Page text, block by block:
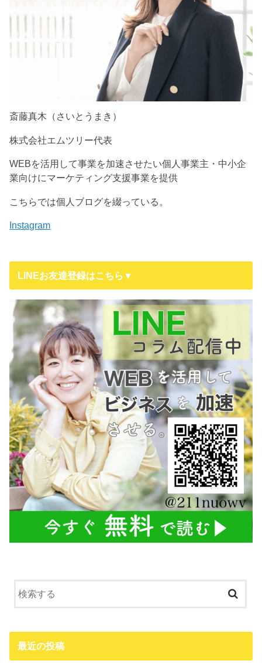
斎藤真木（さいとうまき）
株式会社エムツリー代表
WEBを活用して事業を加速させたい個人事業主・中小企
業向けにマーケティング支援事業を提供
こちらでは個人ブログを綴っている。
Instagram
LINEお友達登録はこちら▼
最近の投稿